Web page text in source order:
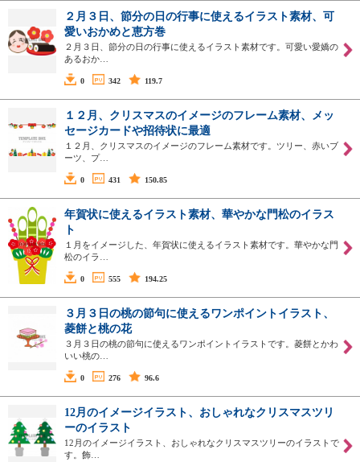
２月３日、節分の日の行事に使えるイラスト素材、可
愛いおかめと恵方巻
２月３日、節分の日の行事に使えるイラスト素材です。可愛い愛嬌の
あるおか…
0 342 119.7
１２月、クリスマスのイメージのフレーム素材、メッ
セージカードや招待状に最適
１２月、クリスマスのイメージのフレーム素材です。ツリー、赤いブ
ーツ、プ…
0 431 150.85
年賀状に使えるイラスト素材、華やかな門松のイラス
ト
１月をイメージした、年賀状に使えるイラスト素材です。華やかな門
松のイラ…
0 555 194.25
３月３日の桃の節句に使えるワンポイントイラスト、
菱餅と桃の花
３月３日の桃の節句に使えるワンポイントイラストです。菱餅とかわ
いい桃の…
0 276 96.6
12月のイメージイラスト、おしゃれなクリスマスツリ
ーのイラスト
12月のイメージイラスト、おしゃれなクリスマスツリーのイラストで
す。飾…